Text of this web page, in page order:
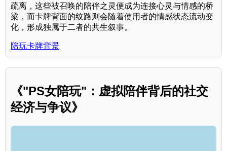
疏离，这些被召唤的陪伴之灵便成为连接心灵与情感的桥
梁，而卡牌背面的纹路则会随着使用者的情感状态流动变
化，形成独属于二者的共生叙事。
陪玩卡牌背景
《"PS女陪玩"：虚拟陪伴背后的社交
经济与争议》